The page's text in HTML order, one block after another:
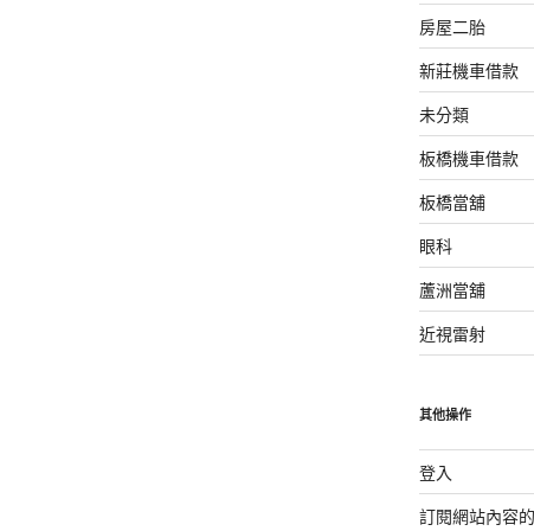
房屋二胎
新莊機車借款
未分類
板橋機車借款
板橋當舖
眼科
蘆洲當舖
近視雷射
其他操作
登入
訂閱網站內容